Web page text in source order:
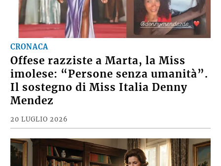
CRONACA
Offese razziste a Marta, la Miss
imolese: “Persone senza umanità”.
Il sostegno di Miss Italia Denny
Mendez
20 LUGLIO 2026